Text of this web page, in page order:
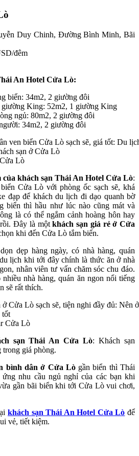
Duy Chinh, Đường Bình Minh, Bãi
đêm
An Hotel Cửa Lò:
biển: 34m2, 2 giường đôi
giường King: 52m2, 1 giường King
ngủ: 80m2, 2 giường đôi
34m2, 2 giường đôi
Lò
khách sạn Thái An Hotel Cửa Lò:
Cửa Lò với phòng ốc sạch sẽ, khá
đạp để khách du lịch đi dạo quanh bờ
biển thì hầu như lúc nào cũng mát và
là có thể ngắm cảnh hoàng hôn hay
Đây là mộtkhách sạn giá rẻ ở Cửa
khi đến Cửa Lò tắm biển.
dẹp hàng ngày, có nhà hàng, quán
lịch khi tới đây chính là thức ăn ở nhà
nhân viên tư vấn chăm sóc chu đáo.
nhà hàng, quán ăn ngon nổi tiếng
sẽ rất thích.
Cửa Lò
sạn Thái An Cửa Lò: Khách sạn
trong giá phòng.
bình dân ở Cửa Lògần biển thì Thái
nhu cầu ngủ nghỉ của các bạn khi
gần bãi biển khi tới Cửa Lò vui chơi,
khách sạn Thái An Hotel Cửa Lò để
vẻ, tiết kiệm.